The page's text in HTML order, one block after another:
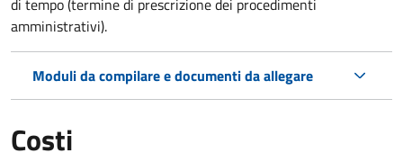
amministrativi).
Moduli da compilare e documenti da allegare
Costi